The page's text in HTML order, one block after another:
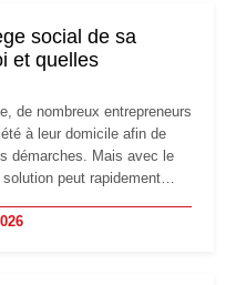
social de sa
et quelles
de nombreux entrepreneurs
à leur domicile afin de
démarches. Mais avec le
peut rapidement
de marque… Le